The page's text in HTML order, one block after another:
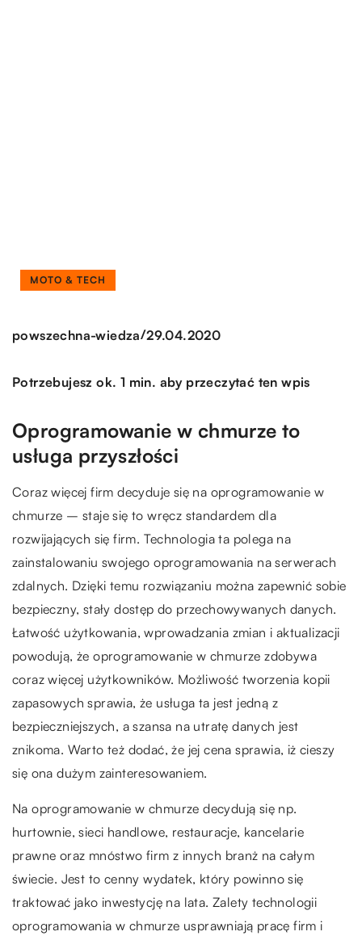
MOTO & TECH
powszechna-wiedza/29.04.2020
Potrzebujesz ok. 1 min. aby przeczytać ten wpis
Oprogramowanie w chmurze to
usługa przyszłości
Coraz więcej firm decyduje się na oprogramowanie w
chmurze – staje się to wręcz standardem dla
rozwijających się firm. Technologia ta polega na
zainstalowaniu swojego oprogramowania na serwerach
zdalnych. Dzięki temu rozwiązaniu można zapewnić sobie
bezpieczny, stały dostęp do przechowywanych danych.
Łatwość użytkowania, wprowadzania zmian i aktualizacji
powodują, że oprogramowanie w chmurze zdobywa
coraz więcej użytkowników. Możliwość tworzenia kopii
zapasowych sprawia, że usługa ta jest jedną z
bezpieczniejszych, a szansa na utratę danych jest
znikoma. Warto też dodać, że jej cena sprawia, iż cieszy
się ona dużym zainteresowaniem.
Na oprogramowanie w chmurze decydują się np.
hurtownie, sieci handlowe, restauracje, kancelarie
prawne oraz mnóstwo firm z innych branż na całym
świecie. Jest to cenny wydatek, który powinno się
traktować jako inwestycję na lata. Zalety technologii
oprogramowania w chmurze usprawniają pracę firm i